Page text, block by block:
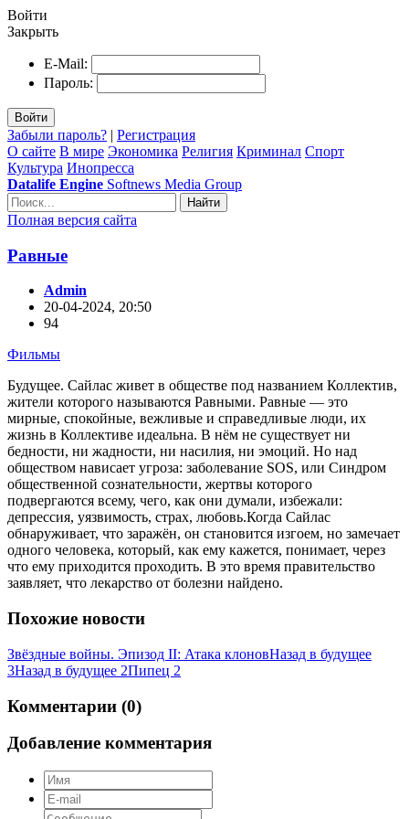
Войти
Закрыть
E-Mail:
Пароль:
Войти
Забыли пароль? | Регистрация
О сайте В мире Экономика Религия Криминал Спорт
Культура Инопресса
Datalife Engine Softnews Media Group
Найти
Полная версия сайта
Равные
Admin
20-04-2024, 20:50
94
Фильмы
Будущее. Сайлас живет в обществе под названием Коллектив,
жители которого называются Равными. Равные — это
мирные, спокойные, вежливые и справедливые люди, их
жизнь в Коллективе идеальна. В нём не существует ни
бедности, ни жадности, ни насилия, ни эмоций. Но над
обществом нависает угроза: заболевание SOS, или Синдром
общественной сознательности, жертвы которого
подвергаются всему, чего, как они думали, избежали:
депрессия, уязвимость, страх, любовь.Когда Сайлас
обнаруживает, что заражён, он становится изгоем, но замечает
одного человека, который, как ему кажется, понимает, через
что ему приходится проходить. В это время правительство
заявляет, что лекарство от болезни найдено.
Похожие новости
Звёздные войны. Эпизод II: Атака клоновНазад в будущее
3Назад в будущее 2Пипец 2
Комментарии (0)
Добавление комментария